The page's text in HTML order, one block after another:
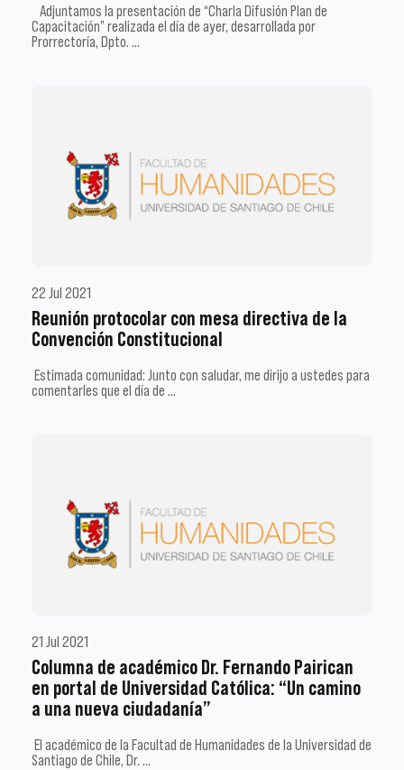
Adjuntamos la presentación de “Charla Difusión Plan de
Capacitación” realizada el día de ayer, desarrollada por
Prorrectoría, Dpto. …
22 Jul 2021
Reunión protocolar con mesa directiva de la
Convención Constitucional
Estimada comunidad: Junto con saludar, me dirijo a ustedes para
comentarles que el día de …
21 Jul 2021
Columna de académico Dr. Fernando Pairican
en portal de Universidad Católica: “Un camino
a una nueva ciudadanía”
El académico de la Facultad de Humanidades de la Universidad de
Santiago de Chile, Dr. …